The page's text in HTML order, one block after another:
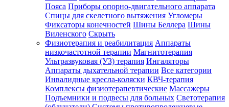
Пояса Приборы опорно-двигательного аппарата
Спицы для скелетного вытяжения Угломеры
Фиксаторы конечностей Шины Беллера Шины
Виленского Скрыть
Физиотерапия и реабилитация Аппараты
низкочастотной терапии Магнитотерапия
Ультразвуковая (УЗ) терапия Ингаляторы
Аппараты дыхательной терапии Все категории
Инвалидные кресла-коляски КВЧ-терапия
Комплексы физиотерапевтические Массажеры
Подъемники и подвесы для больных Светотерапия